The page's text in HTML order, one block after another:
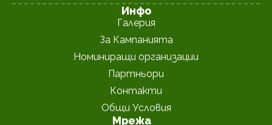
Инфо
Галерия
За Кампанията
Номиниращи организации
Партньори
Контакти
Общи Условия
Мрежа